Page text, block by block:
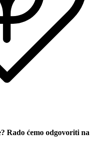
Rado ćemo odgovoriti na